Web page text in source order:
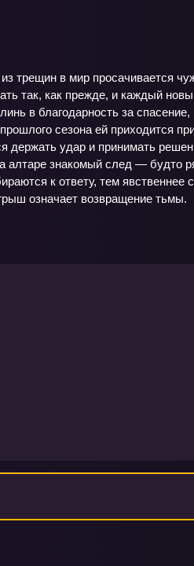
трещин в мир просачивается
так, как прежде, и каждый
в благодарность за
сезона ей приходится
удар и принимать
знакомый след — будто
к ответу, тем явственнее
означает возвращение тьмы.